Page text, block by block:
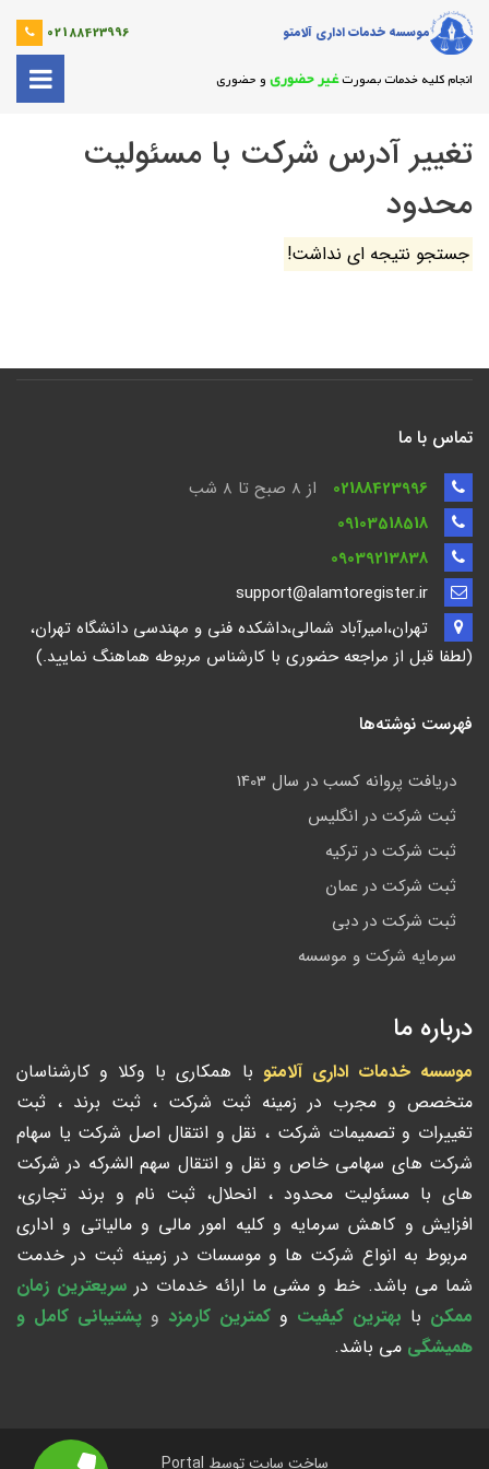
موسسه خدمات اداری آلامتو 02188423996
انجام کلیه خدمات بصورتغیر حضوری و حضوری
تغییر آدرس شرکت با مسئولیت
محدود
جستجو نتیجه ای نداشت!
تماس با ما
02188423996
از 8 صبح تا ۸ شب
09103518518
09039213838
support@alamtoregister.ir
تهران،امیرآباد شمالی،داشکده فنی و مهندسی دانشگاه تهران،
(لطفا قبل از مراجعه حضوری با کارشناس مربوطه هماهنگ نمایید.)
فهرست نوشته‌ها
دریافت پروانه کسب در سال 1403
ثبت شرکت در انگلیس
ثبت شرکت در ترکیه
ثبت شرکت در عمان
ثبت شرکت در دبی
سرمایه شرکت و موسسه
درباره ما
موسسه خدمات اداری آلامتو با همکاری با وکلا و کارشناسان
متخصص و مجرب در زمینه ثبت شرکت ، ثبت برند ، ثبت
تغییرات و تصمیمات شرکت ، نقل و انتقال اصل شرکت یا سهام
شرکت های سهامی خاص و نقل و انتقال سهم الشرکه در شرکت
های با مسئولیت محدود ، انحلال، ثبت نام و برند تجاری،
افزایش و کاهش سرمایه و کلیه امور مالی و مالیاتی و اداری
مربوط به انواع شرکت ها و موسسات در زمینه ثبت در خدمت
شما می باشد. خط و مشی ما ارائه خدمات درسریعترین زمان
ممکن با بهترین کیفیت و کمترین کارمزد و پشتیبانی کامل و
همیشگی می باشد.
ساخت سایت توسط Portal